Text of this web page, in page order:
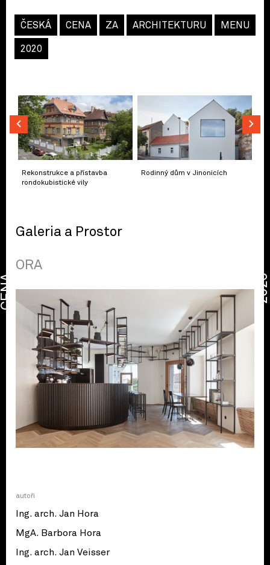
ČESKÁ CENA ZA ARCHITEKTURU
2020
MENU
Rekonstrukce a přístavba
rondokubistické vily
Rodinný dům v Jinonicích
Galeria a Prostor
ORA
autoři
Ing. arch. Jan Hora
MgA. Barbora Hora
Ing. arch. Jan Veisser
CENA 2026